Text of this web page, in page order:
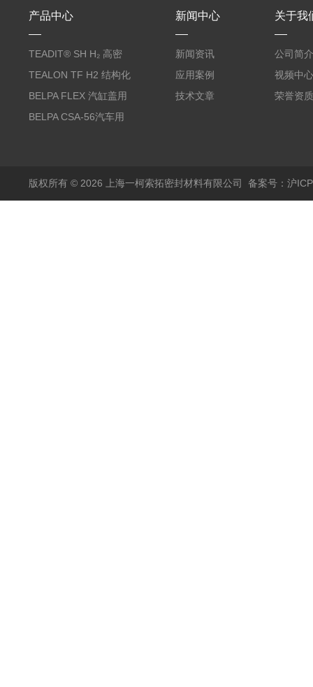
产品中心
TEADIT® SH H₂ 高密
度纯PTFE垫片
TEALON TF H2 结构化
PTFE垫片
BELPA FLEX 汽缸盖用
无石棉金属增强密封垫
BELPA CSA-56汽车用
新闻中心
新闻资讯
应用案例
技术文章
关于我
公司简介
视频中心
荣誉资质
版权所有 © 2026 上海一柯索拓密封材料有限公司 备案号：沪